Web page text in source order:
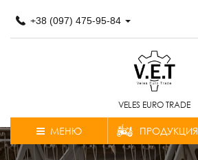
+38 (097) 475-95-84
VELES EURO TRADE
МЕНЮ ПРОДУКЦИЯ